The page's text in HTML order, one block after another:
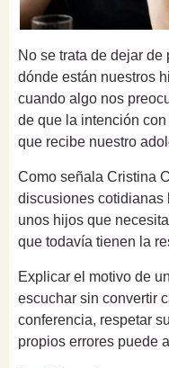
No se trata de dejar
dónde están nuestros
cuando algo nos
de que la intención
que recibe nuestro
Como señala Cristina
discusiones cotidianas
unos hijos que
que todavía tienen la
Explicar el motivo de
escuchar sin convertir
conferencia, respetar
propios errores puede